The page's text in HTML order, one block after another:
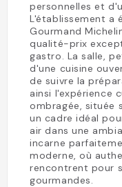
personnelles et
L'établissement a
Gourmand
qualité-prix
gastro. La salle,
d'une cuisine
de suivre la
ainsi l'expérience
ombragée, située
un cadre idéal
air dans une
incarne
moderne, où
rencontrent pour
gourmandes.